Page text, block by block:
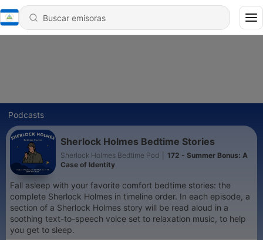
Podcasts
Sherlock Holmes Bedtime Stories
Sherlock Holmes Bedtime Pod
172 - Summer Bonus: A
Case of Identity
Fall asleep with your favorite comfort bedtime stories: the
complete Sherlock Holmes in timeline order. In each episode, a
section of a Sherlock Holmes story will be read aloud in a
soothing text-to-speech voice set to relaxation music, to help
you get to sleep.